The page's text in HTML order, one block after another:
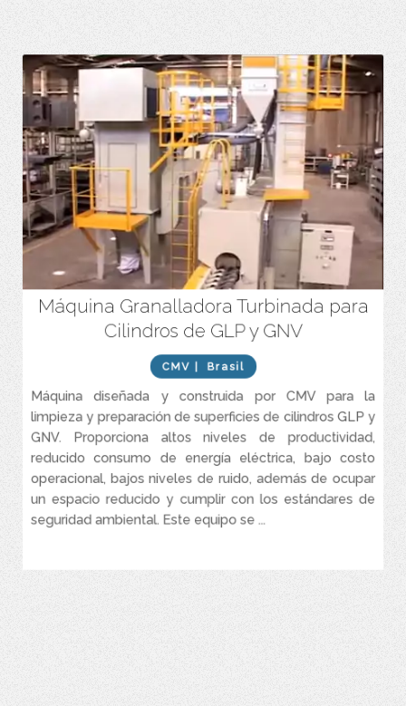
Máquina Granalladora Turbinada para
Cilindros de GLP y GNV
CMV | Brasil
Máquina diseñada y construida por CMV para la
limpieza y preparación de superficies de cilindros GLP y
GNV. Proporciona altos niveles de productividad,
reducido consumo de energía eléctrica, bajo costo
operacional, bajos niveles de ruido, además de ocupar
un espacio reducido y cumplir con los estándares de
seguridad ambiental. Este equipo se ...
Alta productividad (mayor eficiencia energética que otros
equipos similares) debido al diseño exclusivo de las turbinas.
uso de acero manganeso en la construcción de la cabina de
granallado y en instrumentos de las turbinas.